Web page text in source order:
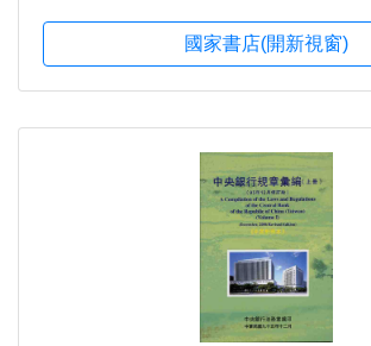
國家書店(開新視窗)